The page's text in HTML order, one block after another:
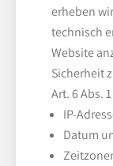
erheben
technisch
Website
Sicherheit
Art. 6 Abs.
IP-
Datum